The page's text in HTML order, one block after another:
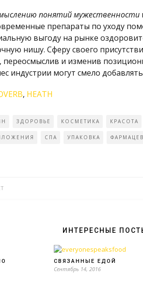
понятий мужественности
препараты по уходу
выгоду на рынке
нишу. Сферу своего
и изменив
индустрии могут смело
, HEATH
ЗДОРОВЬЕ КОСМЕТИКА КРАСОТА
СПА УПАКОВКА
ИНТЕРЕСНЫЕ
СВЯЗАННЫЕ ЕДОЙ
Сентябрь 14, 2016